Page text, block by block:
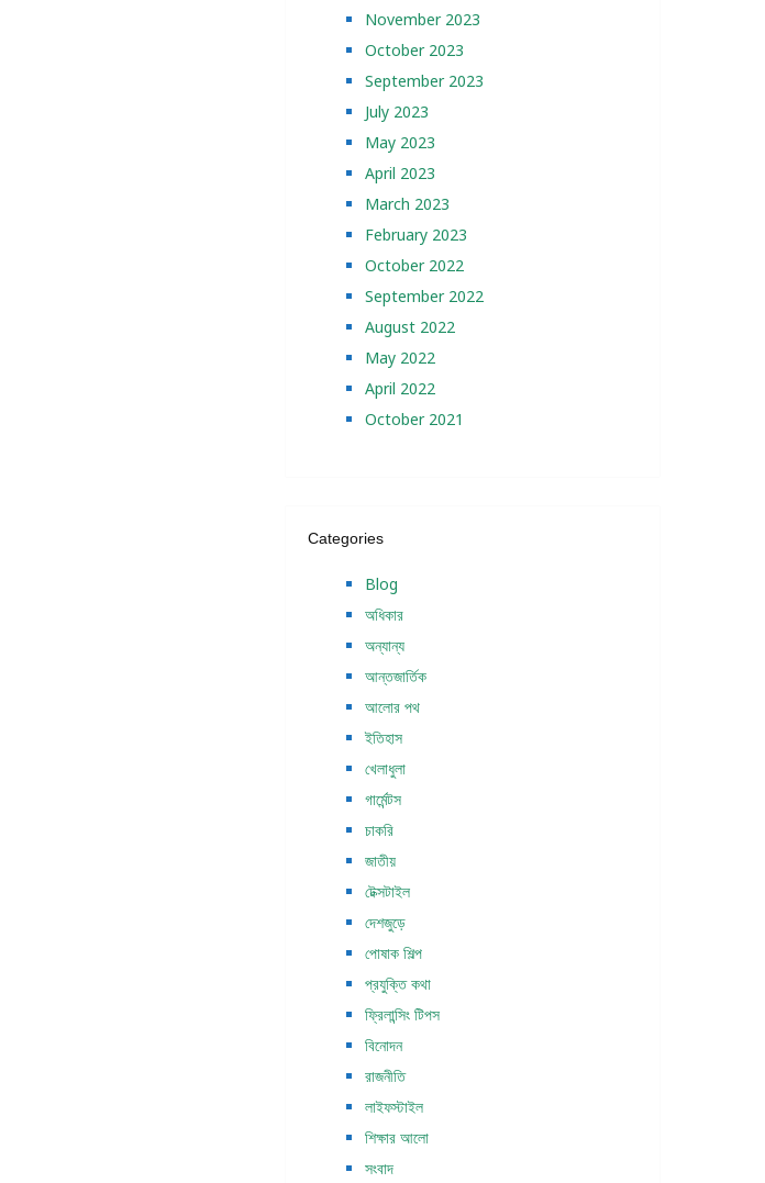
November 2023
October 2023
September 2023
July 2023
May 2023
April 2023
March 2023
February 2023
October 2022
September 2022
August 2022
May 2022
April 2022
October 2021
Categories
Blog
অধিকার
অন্যান্য
আন্তজার্তিক
আলোর পথ
ইতিহাস
খেলাধুলা
গার্মেন্টস
চাকরি
জাতীয়
টেক্সটাইল
দেশজুড়ে
পোষাক শিল্প
প্রযুক্তি কথা
ফ্রিলান্সিং টিপস
বিনোদন
রাজনীতি
লাইফস্টাইল
শিক্ষার আলো
সংবাদ